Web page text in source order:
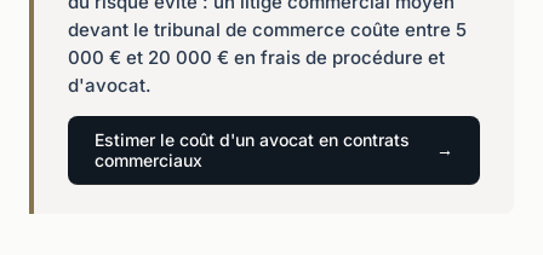
devant le tribunal de commerce coûte entre 5
000 € et 20 000 € en frais de procédure et
d'avocat.
Estimer le coût d'un avocat en contrats
commerciaux